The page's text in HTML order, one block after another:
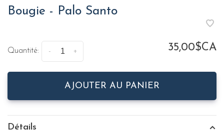
Bougie - Palo Santo
Quantité: +
- 35,00$CA
AJOUTER AU PANIER
Détails